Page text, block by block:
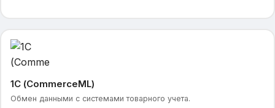
1С (CommerceML)
Обмен данными с системами товарного учета.